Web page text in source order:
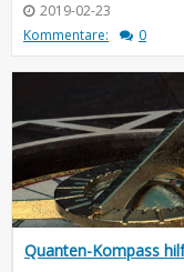
2019-02-23
Kommentare:
0
Quanten-Kompass